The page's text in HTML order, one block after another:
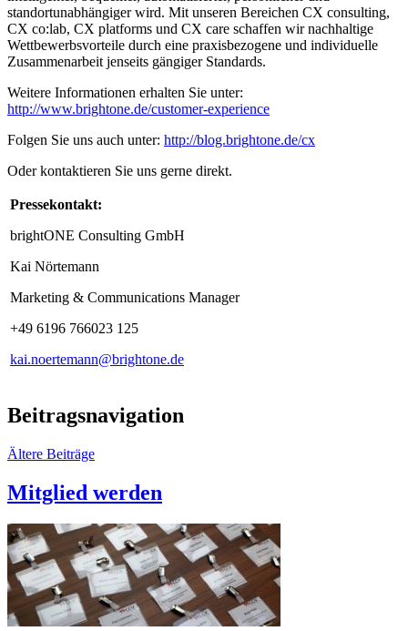
standortunabhängiger wird. Mit unseren Bereichen CX consulting,
CX co:lab, CX platforms und CX care schaffen wir nachhaltige
Wettbewerbsvorteile durch eine praxisbezogene und individuelle
Zusammenarbeit jenseits gängiger Standards.
Weitere Informationen erhalten Sie unter:
http://www.brightone.de/customer-experience
Folgen Sie uns auch unter: http://blog.brightone.de/cx
Oder kontaktieren Sie uns gerne direkt.
Pressekontakt:
brightONE Consulting GmbH
Kai Nörtemann
Marketing & Communications Manager
+49 6196 766023 125
kai.noertemann@brightone.de
Beitragsnavigation
Ältere Beiträge
Mitglied werden